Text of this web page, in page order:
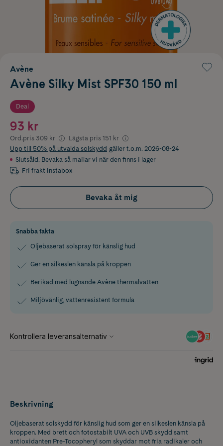
Avène
Avène Silky Mist SPF30 150 ml
Deal
93 kr
Ord.pris 309 kr Lägsta pris 151 kr
Upp till 50% på utvalda solskydd gäller t.o.m. 2026-08-24
Slutsåld. Bevaka så mailar vi när den finns i lager
Fri frakt Instabox
Bevaka åt mig
Snabba fakta
Oljebaserat solspray för känslig hud
Ger en silkeslen känsla på kroppen
Berikad med lugnande Avène thermalvatten
Miljövänlig, vattenresistent formula
Beskrivning
Oljebaserat solskydd för känslig hud som ger en silkeslen känsla på
kroppen. Med brett och fotostabilt UVA och UVB skydd samt
antioxidanten Pre-Tocopheryl som skyddar mot fria radikaler och